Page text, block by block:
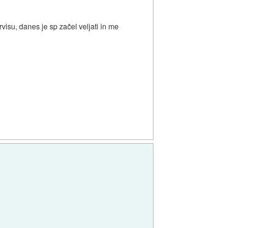
danes je sp začel veljati in me